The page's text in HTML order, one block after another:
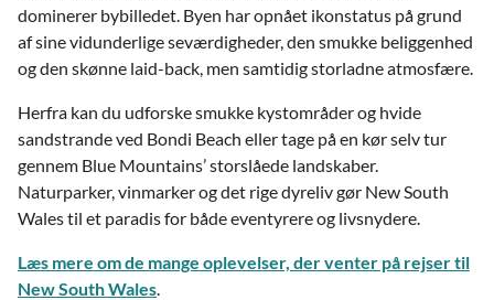
dominerer bybilledet. Byen har opnået ikonstatus på grund
af sine vidunderlige seværdigheder, den smukke beliggenhed
og den skønne laid-back, men samtidig storladne atmosfære.
Herfra kan du udforske smukke kystområder og hvide
sandstrande ved Bondi Beach eller tage på en kør selv tur
gennem Blue Mountains’ storslåede landskaber.
Naturparker, vinmarker og det rige dyreliv gør New South
Wales til et paradis for både eventyrere og livsnydere.
Læs mere om de mange oplevelser, der venter på rejser til
New South Wales